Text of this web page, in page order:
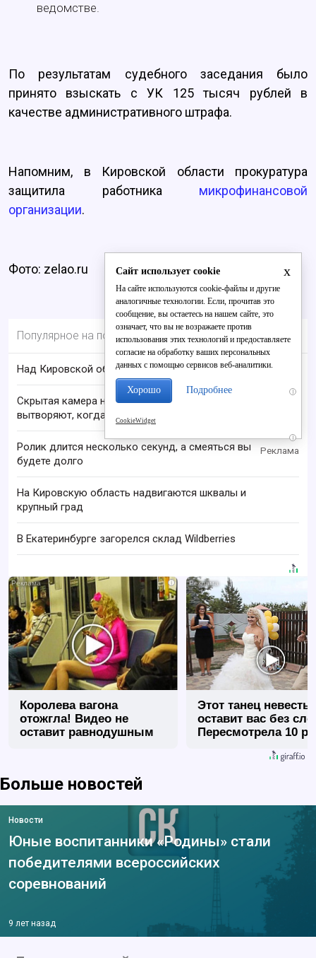
ведомстве.
По результатам судебного заседания было
принято взыскать с УК 125 тысяч рублей в
качестве административного штрафа.
Напомним, в Кировской области прокуратура
защитила работника микрофинансовой
организации.
Фото: zelao.ru
Популярное на портале
Над Кировской областью сбили БПЛА
i
Скрытая камера на пляже Крыма: Что люди
вытворяют, когда их не видят...
i
Ролик длится несколько секунд, а смеяться вы
будете долго
На Кировскую область надвигаются шквалы и
крупный град
В Екатеринбурге загорелся склад Wildberries
i
Королева вагона
отожгла! Видео не
оставит равнодушным
Этот танец невесты
оставит вас без
Пересмотрела 10
Больше новостей
Новости
Юные воспитанники «Родины» стали
победителями всероссийских
соревнований
9 лет назад
x
Сайт использует cookie
На сайте используются cookie-файлы и другие
аналогичные технологии. Если, прочитав это
сообщение, вы остаетесь на нашем сайте, это
означает, что вы не возражаете против
использования этих технологий и предоставляете
согласие на обработку ваших персональных
данных с помощью сервисов веб-аналитики.
Хорошо Подробнее
CookieWidget